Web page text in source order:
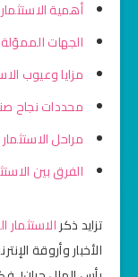
أهمية
الجهات
مزايا وعيوب
محددات نجاح
مراحل
الفرق بين
تزايد ذكرالاستثمار
الأخبار وأروقة